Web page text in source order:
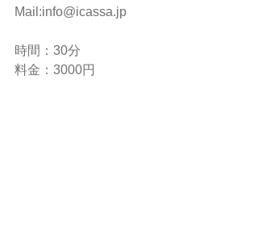
Mail:info@icassa.jp
時間：30分
料金：3000円